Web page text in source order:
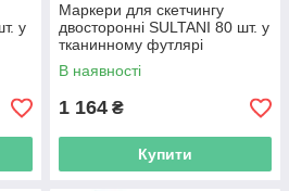
у
Маркери для скетчингу
двосторонні SULTANI 80 шт. у
тканинному футлярі
В наявності
1 164 ₴
Купити